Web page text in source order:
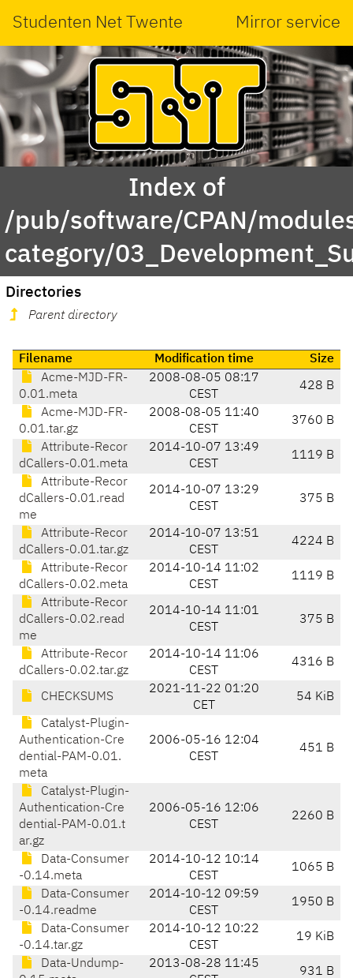
Studenten Net Twente Mirror service
Index of
/pub/software/CPAN/
category/
Directories
Parent directory
Filename Modification time
Size
Acme-MJD-FR-
0.01.meta
2008-08-05 08:17
CEST
428 B
Acme-MJD-FR-
0.01.tar.gz
2008-08-05 11:40
CEST
3760 B
Attribute-Recor
dCallers-0.01.meta
2014-10-07 13:49
CEST
1119 B
Attribute-Recor
dCallers-0.01.read
me
2014-10-07 13:29
CEST
375 B
Attribute-Recor
dCallers-0.01.tar.gz
2014-10-07 13:51
CEST
4224 B
Attribute-Recor
dCallers-0.02.meta
2014-10-14 11:02
CEST
1119 B
Attribute-Recor
dCallers-0.02.read
me
2014-10-14 11:01
CEST
375 B
Attribute-Recor
dCallers-0.02.tar.gz
2014-10-14 11:06
CEST
4316 B
CHECKSUMS
2021-11-22 01:20
CET
54 KiB
Catalyst-Plugin-
Authentication-Cre
dential-PAM-0.01.
meta
2006-05-16 12:04
CEST
451 B
Catalyst-Plugin-
Authentication-Cre
dential-PAM-0.01.t
ar.gz
2006-05-16 12:06
CEST
2260 B
Data-Consumer
-0.14.meta
2014-10-12 10:14
CEST
1065 B
Data-Consumer
-0.14.readme
2014-10-12 09:59
CEST
1950 B
Data-Consumer
-0.14.tar.gz
2014-10-12 10:22
CEST
19 KiB
Data-Undump-
2013-08-28 11:45
931 B